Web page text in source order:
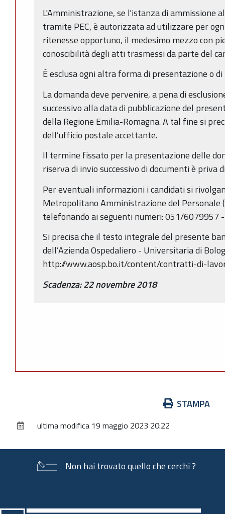
L'Amministrazione, se l'istanza di ammissione
tramite PEC, è autorizzata ad utilizzare per
ritenesse opportuno, il medesimo mezzo con
conoscibilità degli atti trasmessi da parte del
È esclusa ogni altra forma di presentazione o
La domanda deve pervenire, a pena di
successivo alla data di pubblicazione del
della Regione Emilia-Romagna. A tal fine si
dell’ufficio postale accettante.
Il termine fissato per la presentazione delle
riserva di invio successivo di documenti è priva
Per eventuali informazioni i candidati si
Metropolitano Amministrazione del Personale
telefonando ai seguenti numeri: 051/6079957
Si precisa che il testo integrale del presente
dell’Azienda Ospedaliero - Universitaria di
http://www.aosp.bo.it/content/contratti-di-
Scadenza: 22 novembre 2018
documento
STAMPA
ultima modifica 19 maggio 2023 20:22
Non hai trovato quello che cerchi ?